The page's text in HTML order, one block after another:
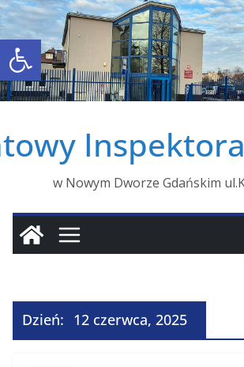
Otwórz pasek
w Nowym Dworze Gdańskim
Dzień: 12 czerwca, 2025